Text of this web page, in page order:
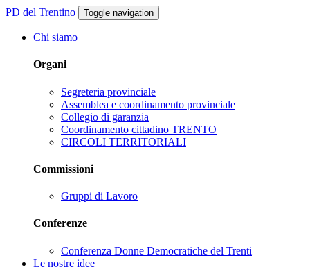
PD del Trentino Toggle navigation
Chi siamo
Organi
Segreteria provinciale
Assemblea e coordinamento provinciale
Collegio di garanzia
Coordinamento cittadino TRENTO
CIRCOLI TERRITORIALI
Commissioni
Gruppi di Lavoro
Conferenze
Conferenza Donne Democratiche del Trenti
Le nostre idee